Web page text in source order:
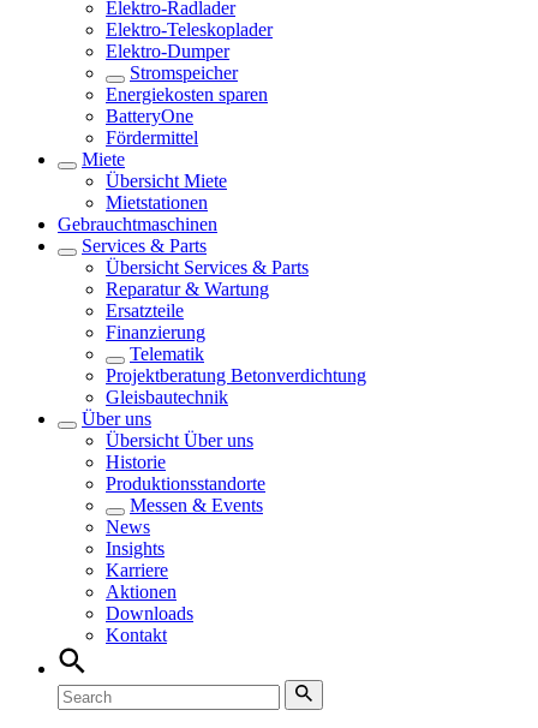
Elektro-Radlader
Elektro-Teleskoplader
Elektro-Dumper
Stromspeicher
Energiekosten sparen
BatteryOne
Fördermittel
Miete
Übersicht Miete
Mietstationen
Gebrauchtmaschinen
Services & Parts
Übersicht Services & Parts
Reparatur & Wartung
Ersatzteile
Finanzierung
Telematik
Projektberatung Betonverdichtung
Gleisbautechnik
Über uns
Übersicht Über uns
Historie
Produktionsstandorte
Messen & Events
News
Insights
Karriere
Aktionen
Downloads
Kontakt